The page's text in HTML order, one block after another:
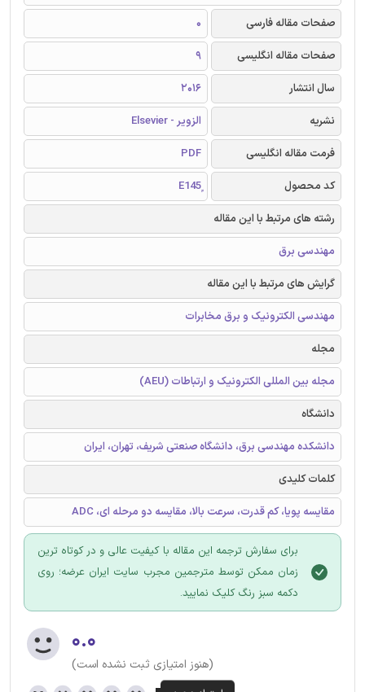
صفحات مقاله فارسی
0
صفحات مقاله انگلیسی
9
سال انتشار
2016
نشریه
الزویر - Elsevier
فرمت مقاله انگلیسی
PDF
کد محصول
ٍE145
رشته های مرتبط با این مقاله
مهندسی برق
گرایش های مرتبط با این مقاله
مهندسی الکترونیک و برق مخابرات
مجله
مجله بین المللی الکترونیک و ارتباطات (AEU)
دانشگاه
دانشکده مهندسی برق، دانشگاه صنعتی شریف، تهران، ایران
کلمات کلیدی
مقایسه پویا، کم قدرت، سرعت بالا، مقایسه دو مرحله ای، ADC
برای سفارش ترجمه این مقاله با کیفیت عالی و در کوتاه ترین
زمان ممکن توسط مترجمین مجرب سایت ایران عرضه؛ روی
دکمه سبز رنگ کلیک نمایید.
۰.۰
(هنوز امتیازی ثبت نشده است)